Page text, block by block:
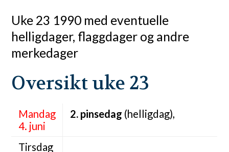
Uke 23 1990 med eventuelle
helligdager, flaggdager og andre
merkedager
Oversikt uke 23
Mandag
4. juni
2. pinsedag (helligdag),
Tirsdag